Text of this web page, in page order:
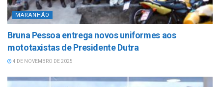
MARANHÃO
Bruna Pessoa entrega novos uniformes aos
mototaxistas de Presidente Dutra
4 DE NOVEMBRO DE 2025